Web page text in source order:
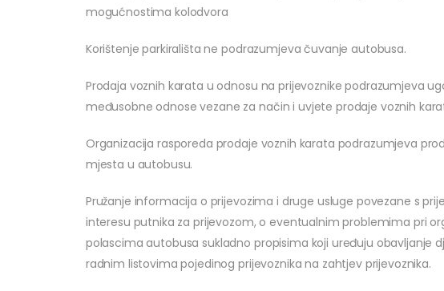
mogućnostima kolodvora
Korištenje parkirališta ne podrazumjeva čuvanje autobusa.
Prodaja voznih karata u odnosu na prijevoznike podrazumjeva
međusobne odnose vezane za način i uvjete prodaje voznih
Organizacija rasporeda prodaje voznih karata podrazumjeva
mjesta u autobusu.
Pružanje informacija o prijevozima i druge usluge povezane s
interesu putnika za prijevozom, o eventualnim problemima pri
polascima autobusa sukladno propisima koji uređuju
radnim listovima pojedinog prijevoznika na zahtjev prijevoznika.